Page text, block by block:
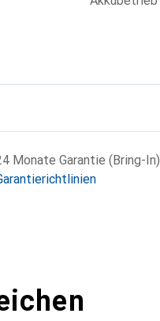
Monate Garantie (Bring-In)